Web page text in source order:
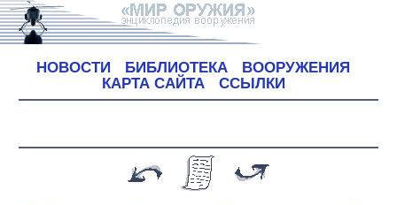
НОВОСТИ БИБЛИОТЕКА
ВООРУЖЕНИЯ
КАРТА САЙТА
ССЫЛКИ